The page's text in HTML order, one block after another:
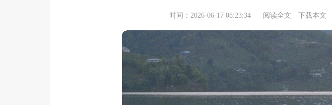
时间：2026-06-17 08:23:34 阅读全文 下载本文